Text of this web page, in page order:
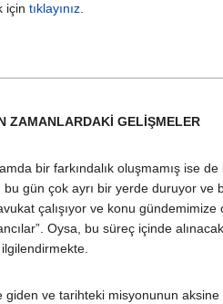
için tıklayınız.
ZAMANLARDAKİ GELİŞMELER
bir farkındalık oluşmamış ise
gün çok ayrı bir yerde duruyor
çalışıyor ve konu
Oysa, bu süreç içinde
ve tarihteki misyonunun